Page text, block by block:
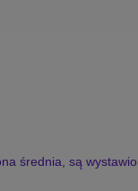
średnia, są